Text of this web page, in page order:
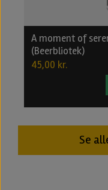
A moment of
(Beerbliotek)
45,00 kr.
Se